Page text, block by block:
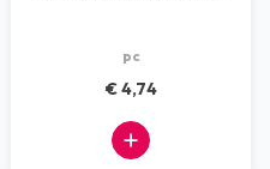
pc
€ 4,74